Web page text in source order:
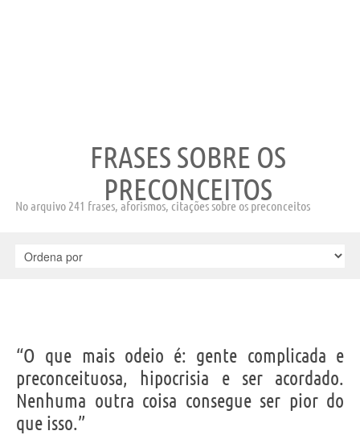
FRASES SOBRE OS
PRECONCEITOS
No arquivo 241 frases, aforismos, citações sobre os preconceitos
“O que mais odeio é: gente complicada e
preconceituosa, hipocrisia e ser acordado.
Nenhuma outra coisa consegue ser pior do
que isso.”